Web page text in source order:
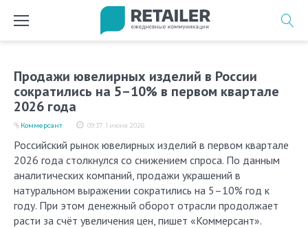
Продажи ювелирных изделий в России
сократились на 5–10% в первом квартале
2026 года
09:37, 1 июня 2026
Коммерсант
Российский рынок ювелирных изделий в первом квартале
2026 года столкнулся со снижением спроса. По данным
аналитических компаний, продажи украшений в
натуральном выражении сократились на 5–10% год к
году. При этом денежный оборот отрасли продолжает
расти за счёт увеличения цен, пишет «Коммерсант».